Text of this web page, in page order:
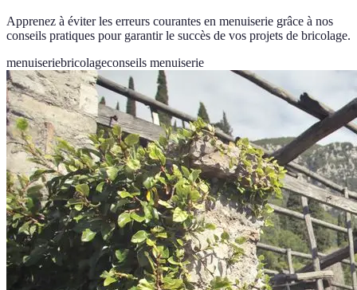
Apprenez à éviter les erreurs courantes en menuiserie grâce à nos
conseils pratiques pour garantir le succès de vos projets de bricolage.
menuiseriebricolageconseils menuiserie